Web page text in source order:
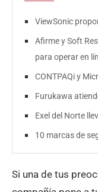
ViewSonic
Afirme y Soft
para operar en
CONTPAQi y
Furukawa
Exel del Norte
10 marcas de
Si una de tus